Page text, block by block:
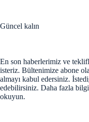
Güncel kalın
En son haberlerimiz ve
isteriz. Bültenimize abone
almayı kabul edersiniz.
edebilirsiniz. Daha fazla
okuyun.